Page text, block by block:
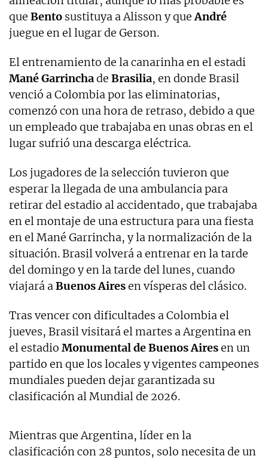
que Bento sustituya a Alisson y queAndré
juegue en el lugar de Gerson.
El entrenamiento de la canarinha en el estadi
Mané Garrinchade Brasilia, en donde Brasil
venció a Colombia por las eliminatorias,
comenzó con una hora de retraso, debido a que
un empleado que trabajaba en unas obras en el
lugar sufrió una descarga eléctrica.
Los jugadores de la selección tuvieron que
esperar la llegada de una ambulancia para
retirar del estadio al accidentado, que trabajaba
en el montaje de una estructura para una fiesta
en el Mané Garrincha, y la normalización de la
situación. Brasil volverá a entrenar en la tarde
del domingo y en la tarde del lunes, cuando
viajará aBuenos Airesen vísperas del clásico.
Tras vencer con dificultades a Colombia el
jueves, Brasil visitará el martes a Argentina en
el estadio Monumental de Buenos Airesen un
partido en que los locales y vigentes campeones
mundiales pueden dejar garantizada su
clasificación al Mundial de 2026.
Mientras que Argentina, líder en la
clasificación con 28 puntos, solo necesita de un